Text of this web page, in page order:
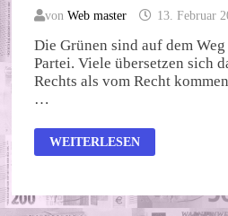
vonWeb master 13. Februar
Die Grünen sind auf dem
Partei. Viele übersetzen sich
Rechts als vom Recht
…
DER
NIEDERGANG
WEITERLESEN